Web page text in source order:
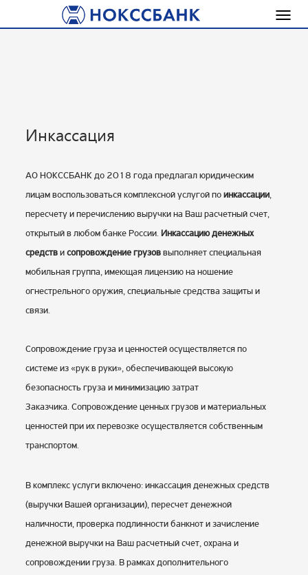
Инкассация
АО НОКССБАНК до 2018 года предлагал юридическим
лицам воспользоваться комплексной услугой поинкассации
пересчету и перечислению выручки на Ваш расчетный счет,
открытый в любом банке России. Инкассацию денежных
средствисопровождение грузоввыполняет специальная
мобильная группа, имеющая лицензию на ношение
огнестрельного оружия, специальные средства защиты и
связи.
Сопровождение груза и ценностей осуществляется по
системе из «рук в руки», обеспечивающей высокую
безопасность груза и минимизацию затрат
Заказчика. Сопровождение ценных грузов и материальных
ценностей при их перевозке осуществляется собственным
транспортом.
В комплекс услуги включено: инкассация денежных средств
(выручки Вашей организации), пересчет денежной
наличности, проверка подлинности банкнот и зачисление
денежной выручки на Ваш расчетный счет, охрана и
сопровождении груза. В рамках дополнительного